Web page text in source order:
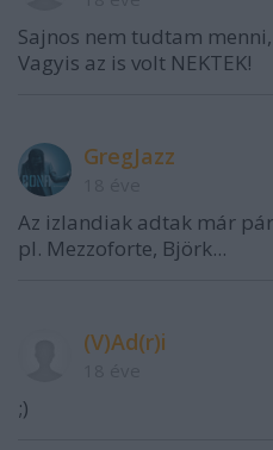
Sajnos nem tudtam
Vagyis az is volt NEKTEK!
GregJazz
Az izlandiak adtak már
pl. Mezzoforte, Björk...
(V)Ad(r)i
;)